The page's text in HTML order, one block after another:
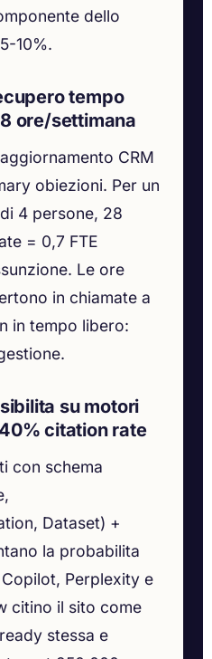
dello
10%.
tempo
ore/settimana
CRM
obiezioni. Per un
4 persone, 28
= 0,7 FTE
Le ore
in chiamate a
in tempo libero:
su motori
citation rate
con schema
Dataset) +
la probabilita
Perplexity e
citino il sito come
stessa e